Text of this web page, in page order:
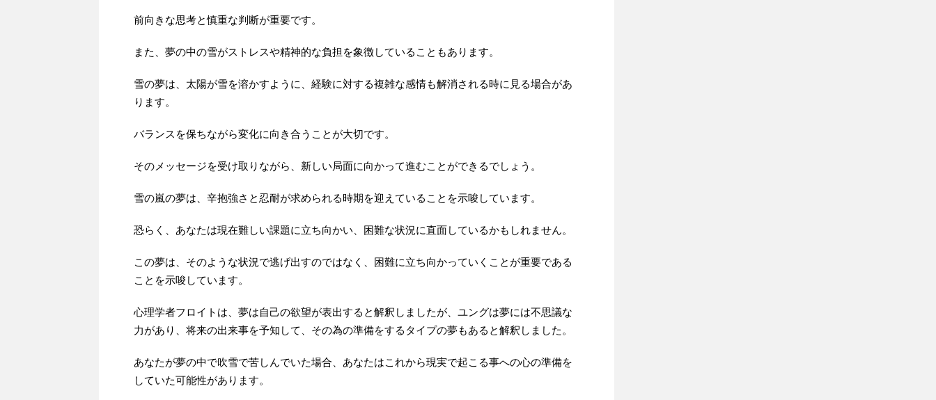
前向きな思考と慎重な判断が重要です。
また、夢の中の雪がストレスや精神的な負担を象徴していることもあります。
雪の夢は、太陽が雪を溶かすように、経験に対する複雑な感情も解消される時に見る場合があ
ります。
バランスを保ちながら変化に向き合うことが大切です。
そのメッセージを受け取りながら、新しい局面に向かって進むことができるでしょう。
雪の嵐の夢は、辛抱強さと忍耐が求められる時期を迎えていることを示唆しています。
恐らく、あなたは現在難しい課題に立ち向かい、困難な状況に直面しているかもしれません。
この夢は、そのような状況で逃げ出すのではなく、困難に立ち向かっていくことが重要である
ことを示唆しています。
心理学者フロイトは、夢は自己の欲望が表出すると解釈しましたが、ユングは夢には不思議な
力があり、将来の出来事を予知して、その為の準備をするタイプの夢もあると解釈しました。
あなたが夢の中で吹雪で苦しんでいた場合、あなたはこれから現実で起こる事への心の準備を
していた可能性があります。